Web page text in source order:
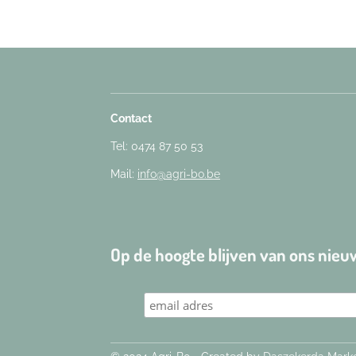
Contact
Tel: 0474 87 50 53
Mail: info@agri-bo.be
Op de hoogte blijven van ons